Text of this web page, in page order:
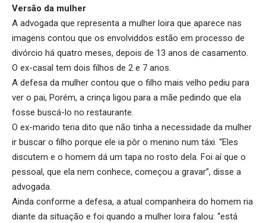
Versão da mulher
A advogada que representa a mulher loira que aparece nas
imagens contou que os envolviddos estão em processo de
divórcio há quatro meses, depois de 13 anos de casamento.
O ex-casal tem dois filhos de 2 e 7 anos.
A defesa da mulher contou que o filho mais velho pediu para
ver o pai, Porém, a crinça ligou para a mãe pedindo que ela
fosse buscá-lo no restaurante.
O ex-marido teria dito que não tinha a necessidade da mulher
ir buscar o filho porque ele ia pôr o menino num táxi. “Eles
discutem e o homem dá um tapa no rosto dela. Foi aí que o
pessoal, que ela nem conhece, começou a gravar”, disse a
advogada.
Ainda conforme a defesa, a atual companheira do homem ria
diante da situação e foi quando a mulher loira falou: “está